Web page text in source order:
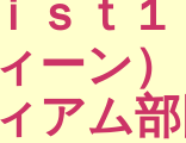
ｓｔ
ーン）
アム